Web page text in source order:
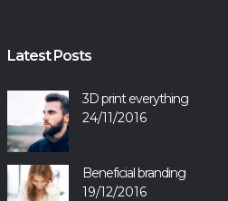
Latest Posts
3D print everything
24/11/2016
Beneficial branding
19/12/2016